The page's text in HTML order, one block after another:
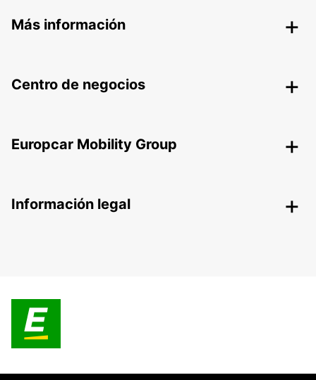
Más información
Centro de negocios
Europcar Mobility Group
Información legal